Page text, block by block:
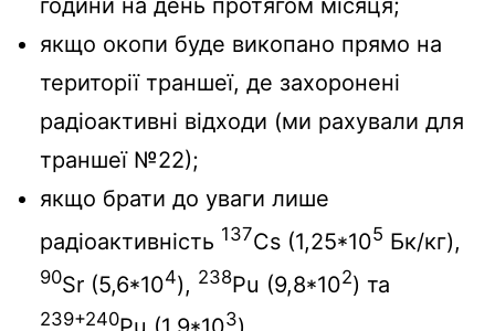
години на день протягом місяця;
якщо окопи буде викопано прямо на
території траншеї, де захоронені
радіоактивні відходи (ми рахували для
траншеї №22);
якщо брати до уваги лише
радіоактивність 137Cs (1,25*105 Бк/кг),
90Sr (5,6*104), 238Pu (9,8*102) та
239+240 3